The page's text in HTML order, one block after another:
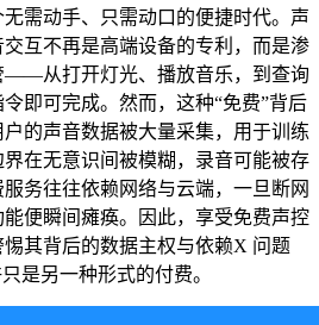
需动手、只需动口的便捷时代。声
互不再是高端设备的专利，而是渗
——从打开灯光、播放音乐，到查询
即可完成。然而，这种“免费”背后
的声音数据被大量采集，用于训练
在无意识间被模糊，录音可能被存
务往往依赖网络与云端，一旦断网
便瞬间瘫痪。因此，享受免费声控
其背后的数据主权与依赖X 问题
是另一种形式的付费。